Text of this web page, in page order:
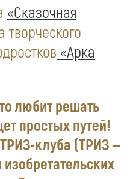
«Сказочная
творческого
«Арка
любит решать
простых путей!
клуба (ТРИЗ —